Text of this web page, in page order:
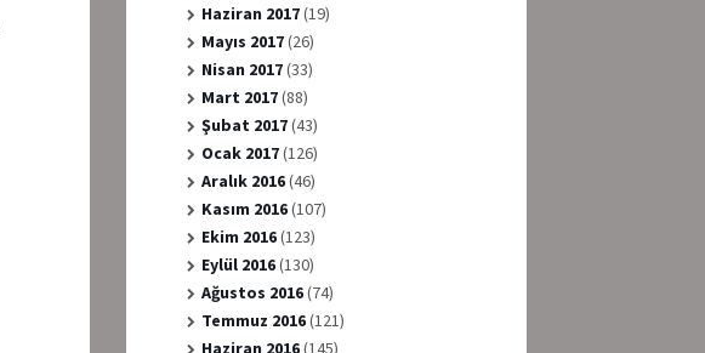
Haziran 2017(19)
Mayıs 2017(26)
Nisan 2017(33)
Mart 2017(88)
Şubat 2017(43)
Ocak 2017(126)
Aralık 2016(46)
Kasım 2016(107)
Ekim 2016(123)
Eylül 2016(130)
Ağustos 2016(74)
Temmuz 2016(121)
Haziran 2016(145)